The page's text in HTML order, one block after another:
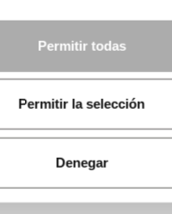
Permitir todas
Permitir la selección
Denegar